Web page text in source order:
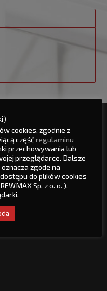
limitata
cookies, zgodnie z
częśćregulaminu
przechowywania lub
przeglądarce. Dalsze
zgodę na
do plików cookies
Sp. z o. o. ),